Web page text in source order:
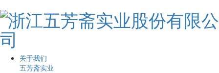
关于我们
五芳斋实业